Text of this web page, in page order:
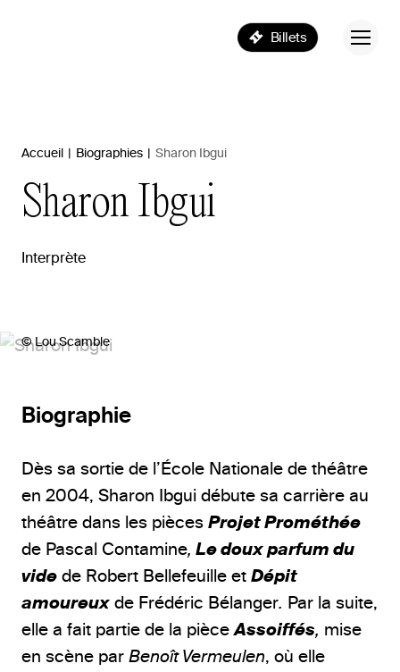
Billets
Accueil | Biographies | Sharon Ibgui
Sharon Ibgui
Interprète
© Lou Scamble
Biographie
Dès sa sortie de l’École Nationale de théâtre
en 2004, Sharon Ibgui débute sa carrière au
théâtre dans les pièces Projet Prométhée
de Pascal Contamine, Le doux parfum du
vide de Robert Bellefeuille et Dépit
amoureux de Frédéric Bélanger. Par la suite,
elle a fait partie de la pièceAssoiffés, mise
en scène par Benoît Vermeulen, où elle